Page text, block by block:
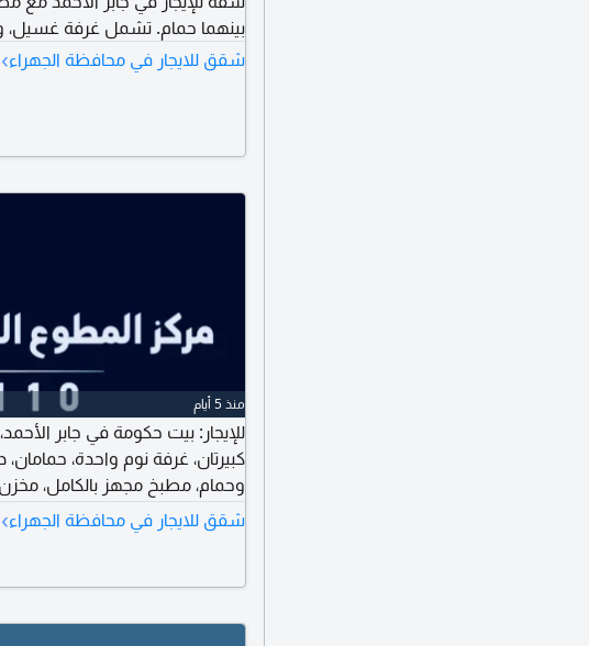
بينهما حمام. تشمل غرفة غسيل، وصالة،
شقق للايجار في محافظة الجهراء›
منذ 5 أيام
للإيجار: بيت حكومة في جابر
كبيرتان، غرفة نوم واحدة،
مع حمام، صالة. الدور الأخير:
بوحدات جديدة. الإيجار: 1050.
شقق للايجار في محافظة الجهراء›